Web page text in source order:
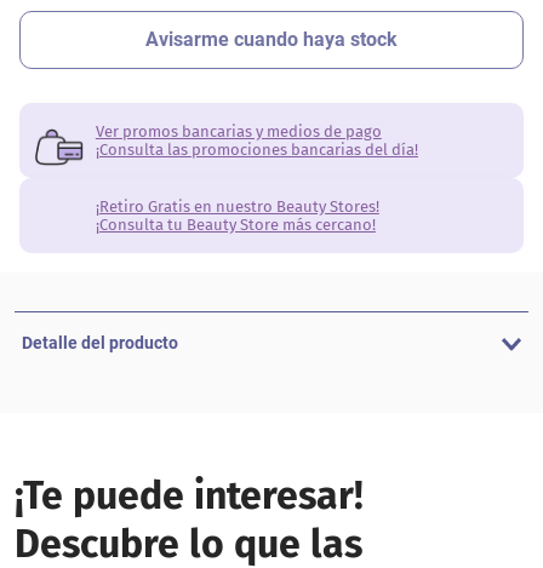
Ver promos bancarias y medios de pago
¡Consulta las promociones bancarias del día!
¡Retiro Gratis en nuestro Beauty Stores!
¡Consulta tu Beauty Store más cercano!
Detalle del producto
¡Te puede interesar!
Descubre lo que las